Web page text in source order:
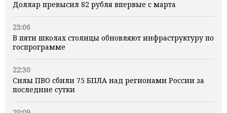
Доллар превысил 82 рубля впервые с марта
23:06
В пяти школах столицы обновляют инфраструктуру по
госпрограмме
22:30
Силы ПВО сбили 75 БПЛА над регионами России за
последние сутки